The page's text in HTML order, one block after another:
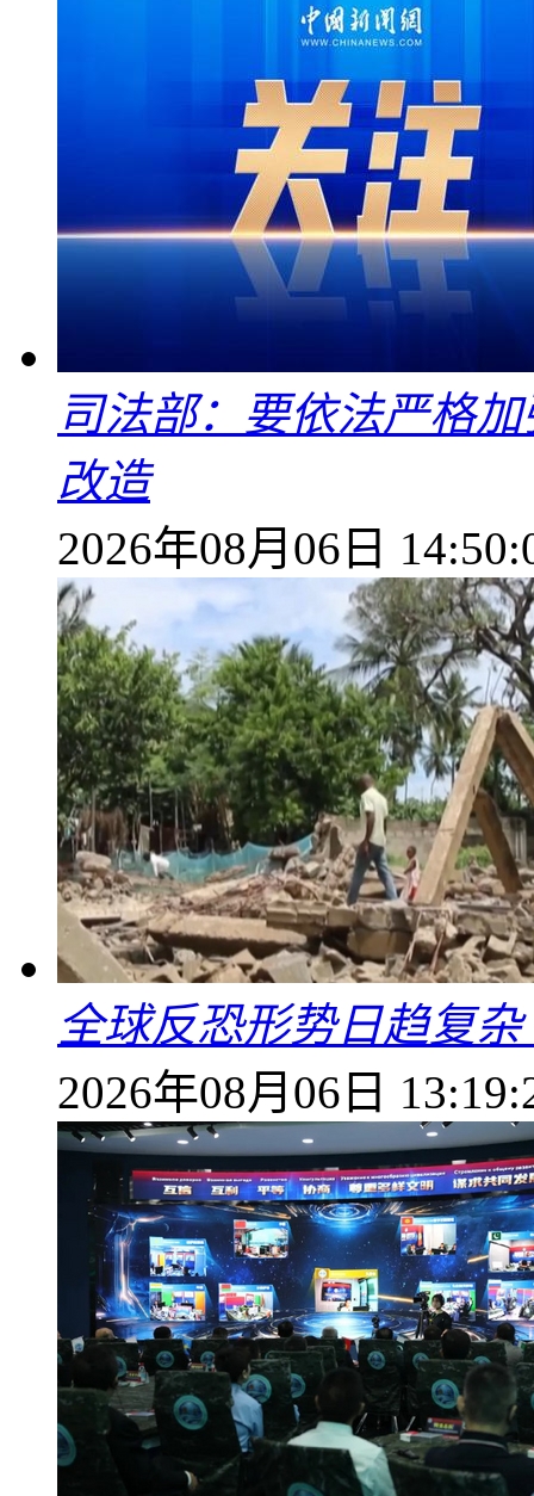
司法部：要依法严格
改造
2026年08月06日
全球反恐形势日趋复
2026年08月06日